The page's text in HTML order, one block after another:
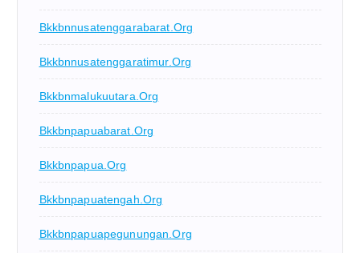
Bkkbnnusatenggarabarat.org
Bkkbnnusatenggaratimur.org
Bkkbnmalukuutara.org
Bkkbnpapuabarat.org
Bkkbnpapua.org
Bkkbnpapuatengah.org
Bkkbnpapuapegunungan.org